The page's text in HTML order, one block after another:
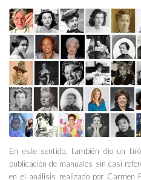
En este sentido, también dio un
publicación de manuales sin casi
en el análisis realizado por Carmen